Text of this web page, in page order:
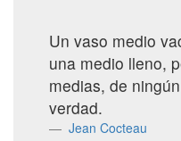
Un vaso medio
una medio lleno,
medias, de
verdad.
Jean Cocteau